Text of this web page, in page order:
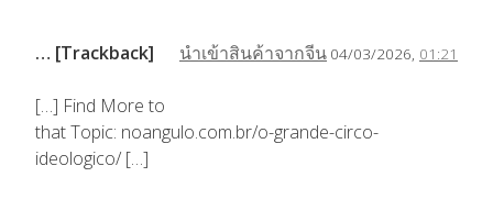
นำเข้าสินค้าจากจีน 04/03/2026, 01:21
… [Trackback]
[…] Find More to
that Topic: noangulo.com.br/o-grande-circo-
ideologico/ […]